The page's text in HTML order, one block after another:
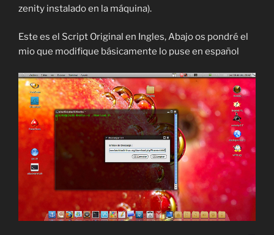
zenity instalado en la máquina).
Este es el Script Original en Ingles, Abajo os pondré el
mio que modifique básicamente lo puse en español